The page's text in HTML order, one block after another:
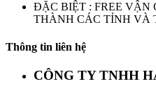
ĐẶC BIỆT : FREE VẬN
THÀNH CÁC TỈNH VÀ
Thông tin liên hệ
CÔNG TY TNHH